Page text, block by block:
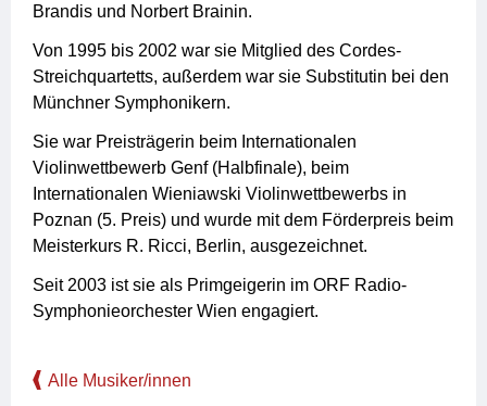
Brandis und Norbert Brainin.
Von 1995 bis 2002 war sie Mitglied des Cordes-
Streichquartetts, außerdem war sie Substitutin bei den
Münchner Symphonikern.
Sie war Preisträgerin beim Internationalen
Violinwettbewerb Genf (Halbfinale), beim
Internationalen Wieniawski Violinwettbewerbs in
Poznan (5. Preis) und wurde mit dem Förderpreis beim
Meisterkurs R. Ricci, Berlin, ausgezeichnet.
Seit 2003 ist sie als Primgeigerin im ORF Radio-
Symphonieorchester Wien engagiert.
Alle Musiker/innen